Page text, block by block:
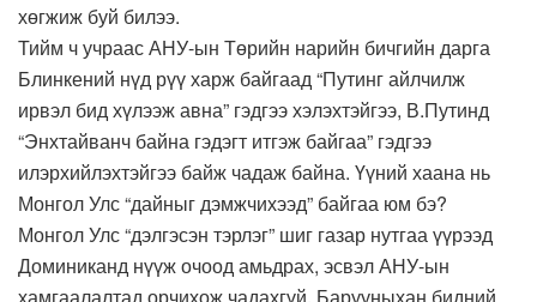
хөгжиж буй билээ.
Тийм ч учраас АНУ-ын Төрийн нарийн бичгийн дарга
Блинкений нүд рүү харж байгаад “Путинг айлчилж
ирвэл бид хүлээж авна” гэдгээ хэлэхтэйгээ, В.Путинд
“Энхтайванч байна гэдэгт итгэж байгаа” гэдгээ
илэрхийлэхтэйгээ байж чадаж байна. Үүний хаана нь
Монгол Улс “дайныг дэмжчихээд” байгаа юм бэ?
Монгол Улс “дэлгэсэн тэрлэг” шиг газар нутгаа үүрээд
Доминиканд нүүж очоод амьдрах, эсвэл АНУ-ын
хамгаалалтад орчихож чадахгүй. Барууныхан бидний